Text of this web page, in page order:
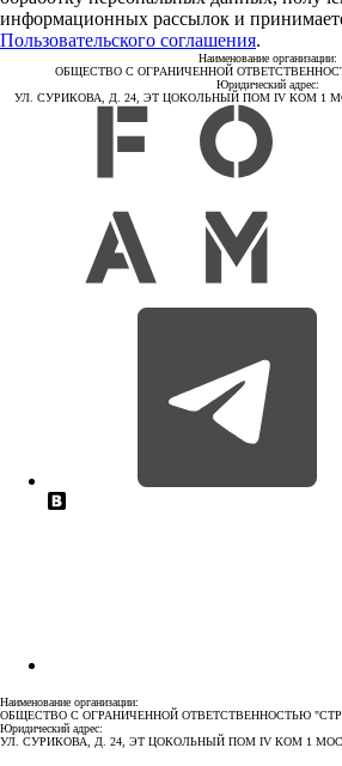
информационных рассылок и
Пользовательского соглашения.
Наименование организации:
ОБЩЕСТВО С ОГРАНИЧЕННОЙ
Юридический адрес:
УЛ. СУРИКОВА, Д. 24, ЭТ ЦОКОЛЬНЫЙ ПОМ IV КОМ 1
Наименование организации:
ОБЩЕСТВО С ОГРАНИЧЕННОЙ ОТВЕТСТВЕННОСТЬЮ
Юридический адрес:
УЛ. СУРИКОВА, Д. 24, ЭТ ЦОКОЛЬНЫЙ ПОМ IV КОМ 1